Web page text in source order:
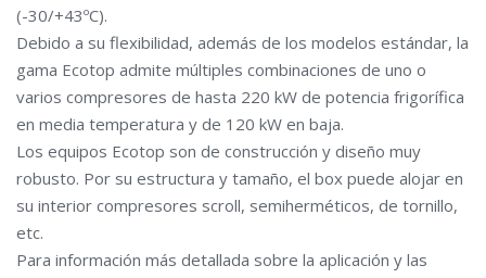
(-30/+43ºC).
Debido a su flexibilidad, además de los modelos estándar, la
gama Ecotop admite múltiples combinaciones de uno o
varios compresores de hasta 220 kW de potencia frigorífica
en media temperatura y de 120 kW en baja.
Los equipos Ecotop son de construcción y diseño muy
robusto. Por su estructura y tamaño, el box puede alojar en
su interior compresores scroll, semiherméticos, de tornillo,
etc.
Para información más detallada sobre la aplicación y las